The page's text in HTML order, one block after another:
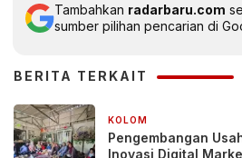
Tambahkan radarbaru.com
sumber pilihan pencarian di
BERITA TERKAIT
KOLOM
Pengembangan
Inovasi Digital